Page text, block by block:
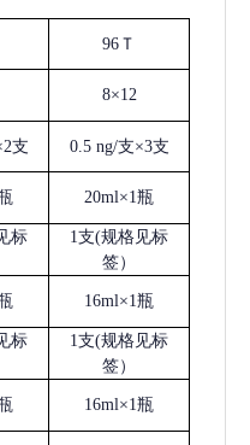
96Ｔ
8×12
支 0.5 ng/支×3支
20ml×1瓶
标
1支(规格见标
签）
16ml×1瓶
标
1支(规格见标
签）
16ml×1瓶